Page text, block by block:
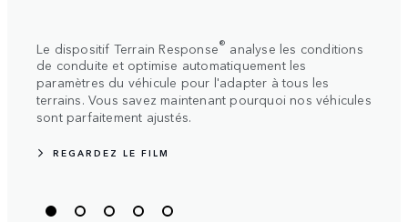
Le dispositif Terrain Response® analyse les conditions
de conduite et optimise automatiquement les
paramètres du véhicule pour l'adapter à tous les
terrains. Vous savez maintenant pourquoi nos véhicules
sont parfaitement ajustés.
REGARDEZ LE FILM